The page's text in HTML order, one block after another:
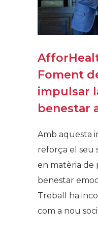
Foment
impulsar
benestar
Amb aquesta
reforça el seu
en matèria de
benestar
Treball ha
com a nou